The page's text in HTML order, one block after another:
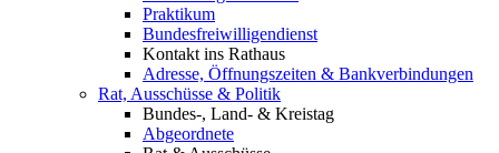
Praktikum
Bundesfreiwilligendienst
Kontakt ins Rathaus
Adresse, Öffnungszeiten & Bankverbindungen
Rat, Ausschüsse & Politik
Bundes-, Land- & Kreistag
Abgeordnete